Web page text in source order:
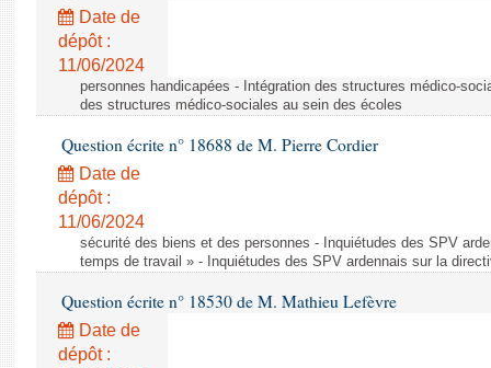
Date de
dépôt :
11/06/2024
personnes handicapées - Intégration des structures médico-
des structures médico-sociales au sein des écoles
Question écrite n° 18688 de M. Pierre Cordier
Date de
dépôt :
11/06/2024
sécurité des biens et des personnes - Inquiétudes des SPV
temps de travail » - Inquiétudes des SPV ardennais sur la
Question écrite n° 18530 de M. Mathieu Lefèvre
Date de
dépôt :